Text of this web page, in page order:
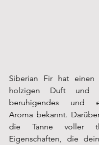
Siberian Fir hat einen
holzigen Duft
beruhigendes und
Aroma bekannt.
die Tanne voller
Eigenschaften, die